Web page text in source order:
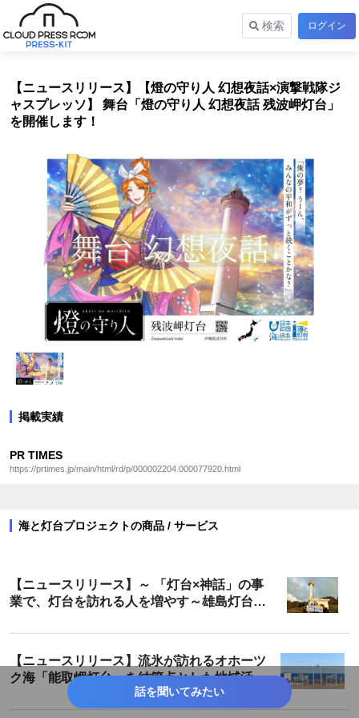
検索 ログイン
【ニュースリリース】【燈の守り人 幻想夜話×演撃戦隊ジ
ャスプレッソ】 舞台「燈の守り人 幻想夜話 残波岬灯台」
を開催します！
掲載実績
PR TIMES
https://prtimes.jp/main/html/rd/p/000002204.000077920.html
海と灯台プロジェクトの商品 / サービス
【ニュースリリース】～ 「灯台×神話」の事
業で、灯台を訪れる人を増やす～雄島灯台散
【ニュースリリース】流氷が訪れるオホーツ
ク海「能取岬灯台」を結節点とした地域活性
化 「願いを叶える鐘」「ホタテ貝の絵馬」の
設置成果報告
話を聞いてみたい